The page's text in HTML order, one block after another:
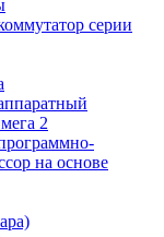
серии
2
на основе